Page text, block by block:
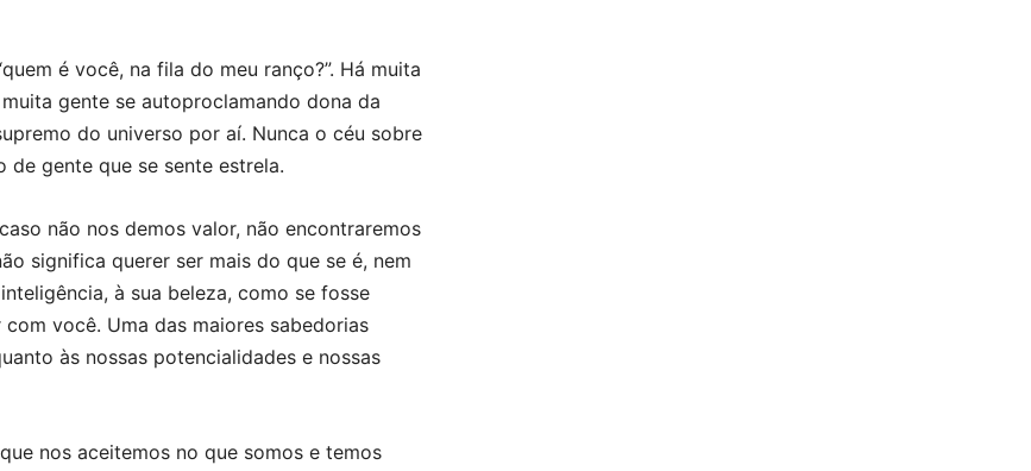
é você, na fila do meu ranço?”. Há muita
gente se autoproclamando dona da
do universo por aí. Nunca o céu sobre
gente que se sente estrela.
não nos demos valor, não encontraremos
significa querer ser mais do que se é, nem
à sua beleza, como se fosse
você. Uma das maiores sabedorias
às nossas potencialidades e nossas
nos aceitemos no que somos e temos